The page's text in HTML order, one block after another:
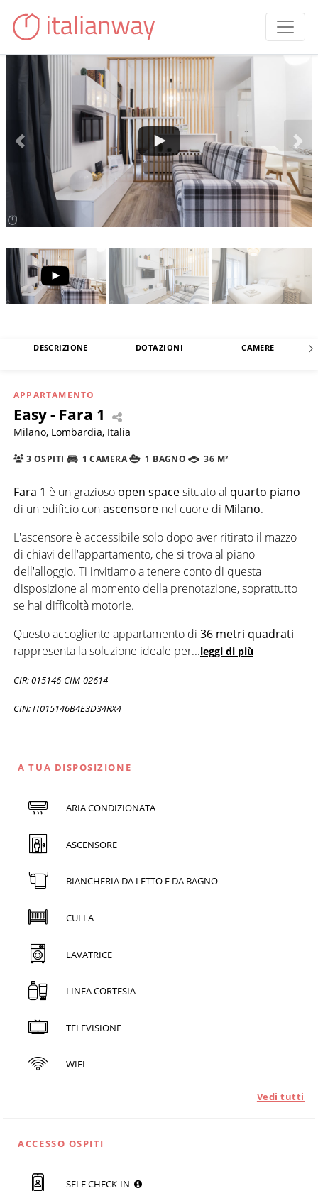
DESCRIZIONE DOTAZIONI CAMERE
APPARTAMENTO
Easy - Fara 1
Milano, Lombardia, Italia
3 OSPITI 1 CAMERA 1 BAGNO 36 M²
Fara 1 è un grazioso open spacesituato al quarto piano
di un edificio conascensore nel cuore di Milano.
L'ascensore è accessibile solo dopo aver ritirato il mazzo
di chiavi dell'appartamento, che si trova al piano
dell'alloggio. Ti invitiamo a tenere conto di questa
disposizione al momento della prenotazione, soprattutto
se hai difficoltà motorie.
Questo accogliente appartamento di 36 metri quadrati
rappresenta la soluzione ideale per...leggi di più
CIR: 015146-CIM-02614
CIN: IT015146B4E3D34RX4
A TUA DISPOSIZIONE
ARIA CONDIZIONATA
ASCENSORE
BIANCHERIA DA LETTO E DA BAGNO
CULLA
LAVATRICE
LINEA CORTESIA
TELEVISIONE
WIFI
Vedi tutti
ACCESSO OSPITI
SELF CHECK-IN